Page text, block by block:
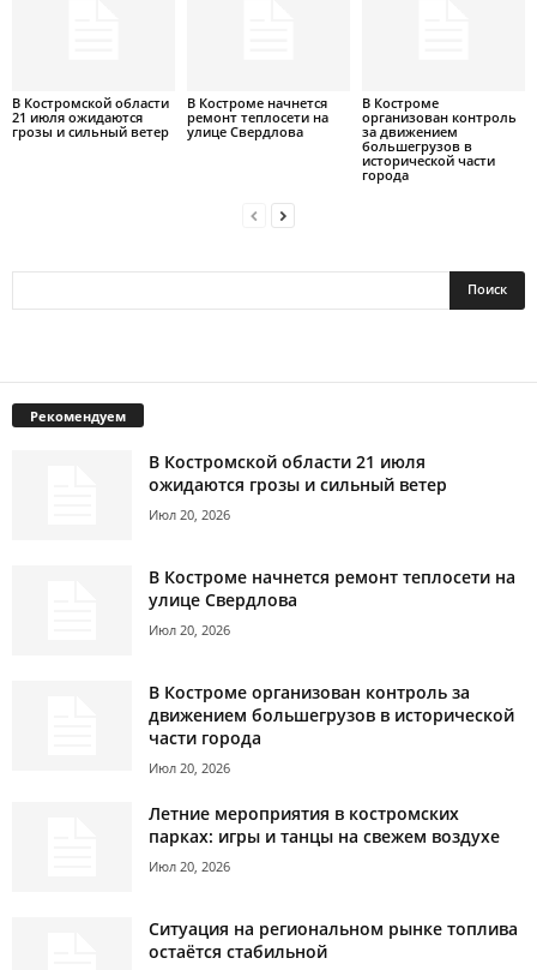
В Костромской области
21 июля ожидаются
грозы и сильный ветер
В Костроме начнется
ремонт теплосети на
улице Свердлова
В Костроме
организован контроль
за движением
большегрузов в
исторической части
города
Рекомендуем
В Костромской области 21 июля
ожидаются грозы и сильный ветер
Июл 20, 2026
В Костроме начнется ремонт теплосети на
улице Свердлова
Июл 20, 2026
В Костроме организован контроль за
движением большегрузов в исторической
части города
Июл 20, 2026
Летние мероприятия в костромских
парках: игры и танцы на свежем воздухе
Июл 20, 2026
Ситуация на региональном рынке топлива
остаётся стабильной